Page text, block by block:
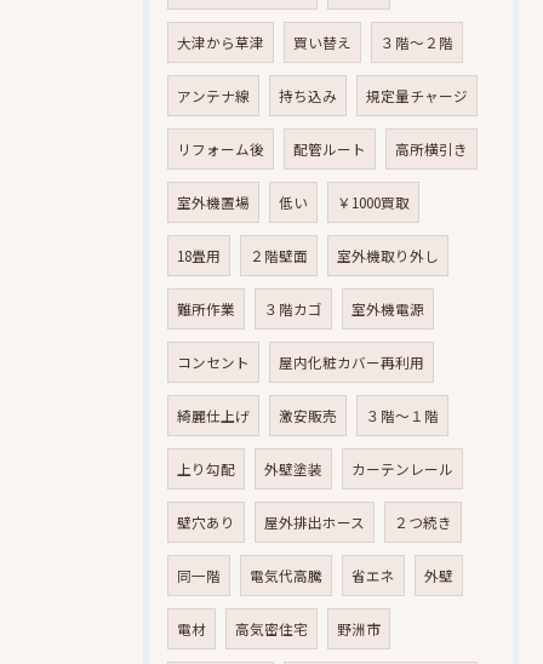
大津から草津 買い替え ３階～２階
アンテナ線 持ち込み 規定量チャージ
リフォーム後 配管ルート 高所横引き
室外機置場 低い ￥1000買取
18畳用 ２階壁面 室外機取り外し
難所作業 ３階カゴ 室外機電源
コンセント 屋内化粧カバー再利用
綺麗仕上げ 激安販売 ３階～１階
上り勾配 外壁塗装 カーテンレール
壁穴あり 屋外排出ホース ２つ続き
同一階 電気代高騰 省エネ 外壁
電材 高気密住宅 野洲市